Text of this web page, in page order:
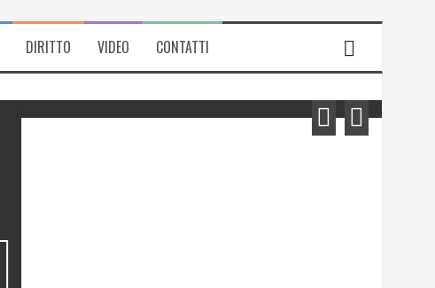
DIRITTO VIDEO CONTATTI
Michela Zanarella presenta il suo